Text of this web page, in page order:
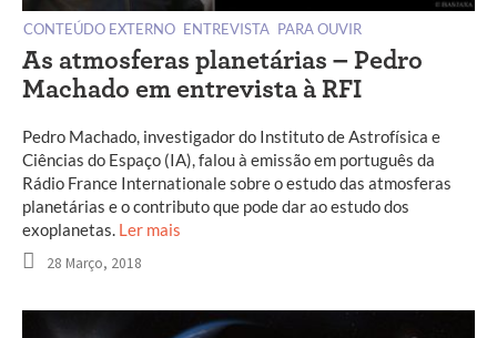
CONTEÚDO EXTERNO ENTREVISTA PARA OUVIR
As atmosferas planetárias – Pedro
Machado em entrevista à RFI
Pedro Machado, investigador do Instituto de Astrofísica e
Ciências do Espaço (IA), falou à emissão em português da
Rádio France Internationale sobre o estudo das atmosferas
planetárias e o contributo que pode dar ao estudo dos
exoplanetas. Ler mais
28 Março, 2018